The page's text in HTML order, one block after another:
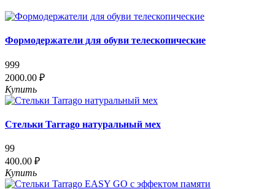
Формодержатели для обуви телескопические
999
2000.00 ₽
Купить
Стельки Tarrago натуральный мех
99
400.00 ₽
Купить